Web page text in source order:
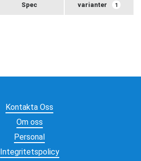
varianter 1
Kontakta Oss
Om oss
Personal
Integritetspolicy